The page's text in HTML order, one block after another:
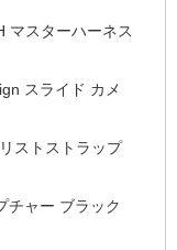
マスターハーネス
スライド カメ
ストストラップ
チャー ブラック